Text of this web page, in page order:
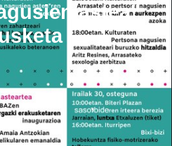
astea"